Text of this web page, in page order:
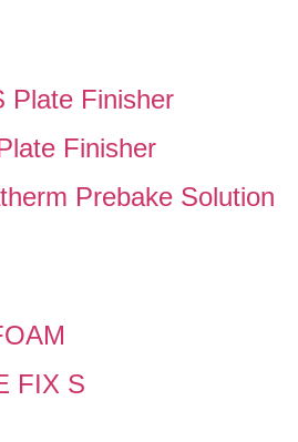
Plate Finisher
Finisher
Prebake Solution
FIX S